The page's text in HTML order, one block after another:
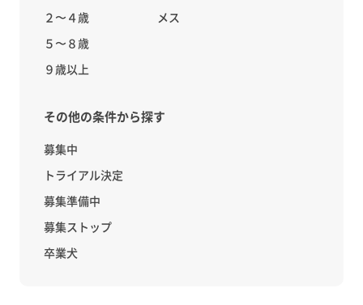
２〜４歳
５〜８歳
９歳以上
メス
その他の条件から探す
募集中
トライアル決定
募集準備中
募集ストップ
卒業犬